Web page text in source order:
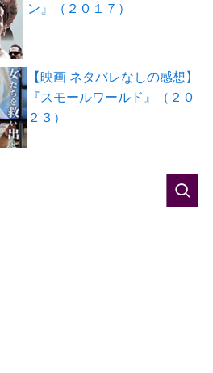
ン』（２０１７）
【映画 ネタバレなしの感想】
『スモールワールド』（２０
２３）